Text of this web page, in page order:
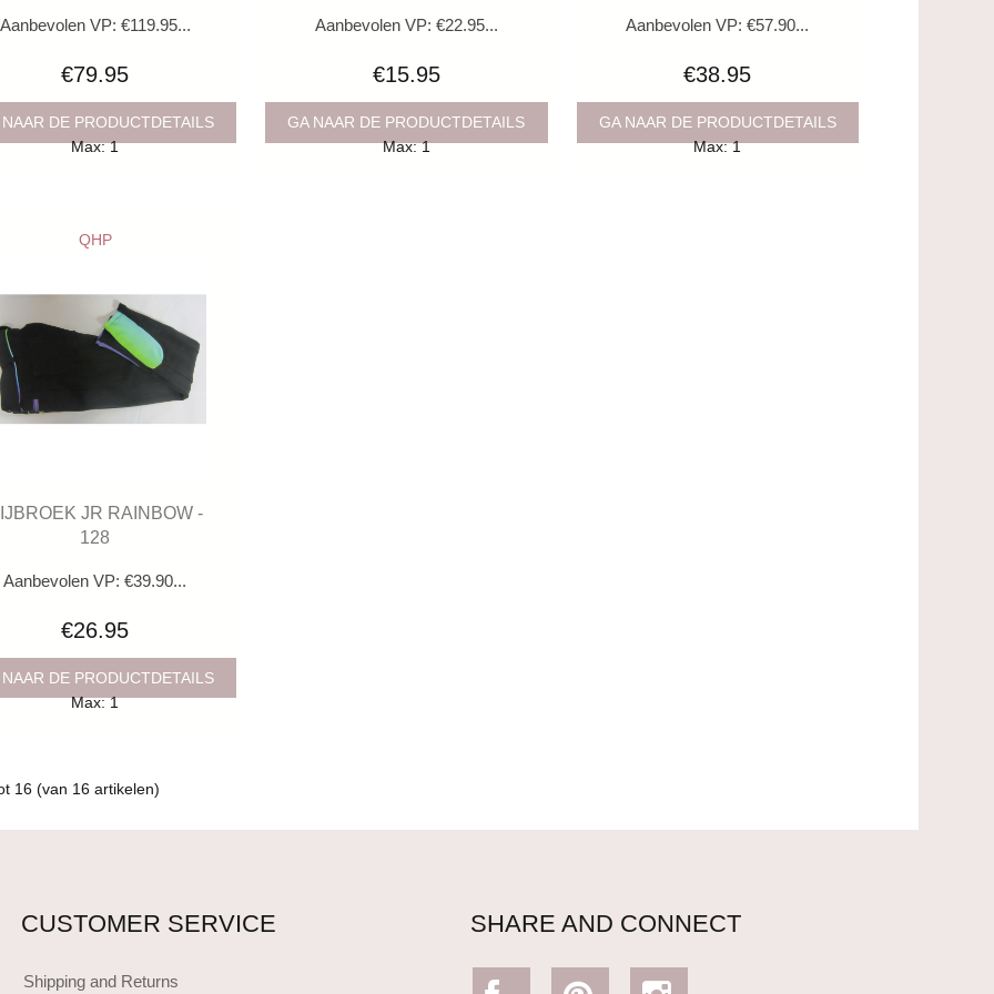
Aanbevolen VP: €119.95...
€79.95
DE PRODUCTDETAILS
Max: 1
Aanbevolen VP: €22.95...
€15.95
GA NAAR DE PRODUCTDETAILS
Max: 1
Aanbevolen VP: €57.90...
€38.95
GA NAAR DE PRODUCTDETAILS
Max: 1
QHP
JR RAINBOW -
128
Aanbevolen VP: €39.90...
€26.95
DE PRODUCTDETAILS
Max: 1
16(van 16artikelen)
CUSTOMER SERVICE
Shipping and Returns
SHARE AND CONNECT